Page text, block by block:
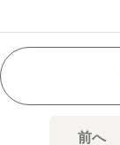
前へ